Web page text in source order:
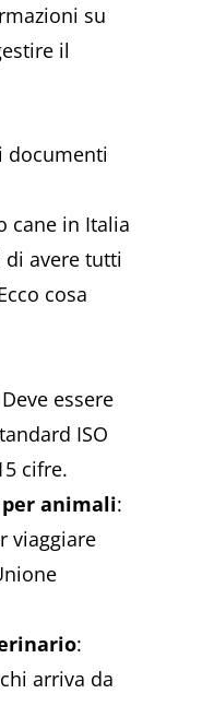
su
il
documenti
cane in Italia
di avere tutti
cosa
essere
ISO
cifre.
per animali:
viaggiare
:
arriva da